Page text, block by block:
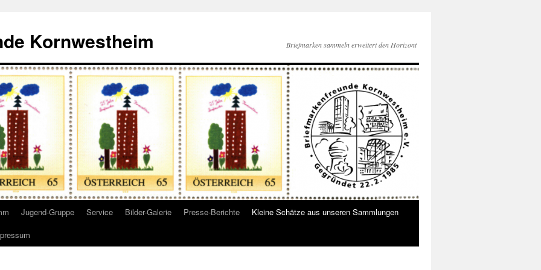
Kornwestheim Briefmarken sammeln erweitert den Horizont
Jugend-Gruppe Service Bilder-Galerie Presse-Berichte
Kleine Schätze aus unseren Sammlungen